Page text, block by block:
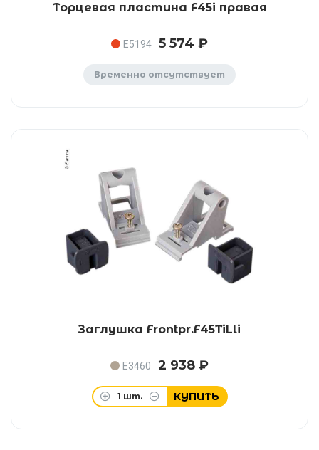
Торцевая пластина F45i правая
E5194 5 574 ₽
Временно отсутствует
Заглушка Frontpr.F45TiLli
E3460 2 938 ₽
1 шт. КУПИТЬ